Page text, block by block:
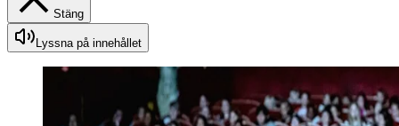
Stäng
Lyssna på innehållet